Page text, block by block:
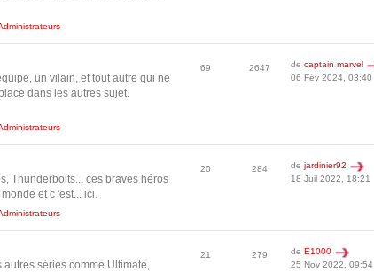
un vilain, et tout autre qui ne
dans les autres sujet.
69 2647 de captain marvel
06 Fév 2024, 03:40
Thunderbolts... ces braves héros
et c 'est... ici.
20 284 de jardinier92
18 Juil 2022, 18:21
autres séries comme Ultimate,
21 279 de E1000
25 Nov 2022, 09:54